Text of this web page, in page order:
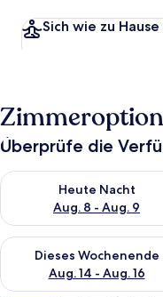
Sich wie zu
Überprüfe die
Heute Nacht
Aug. 8 - Aug. 9
Überprüfe die
Dieses Wochenende
Aug. 14 - Aug. 16
Überprüfe die